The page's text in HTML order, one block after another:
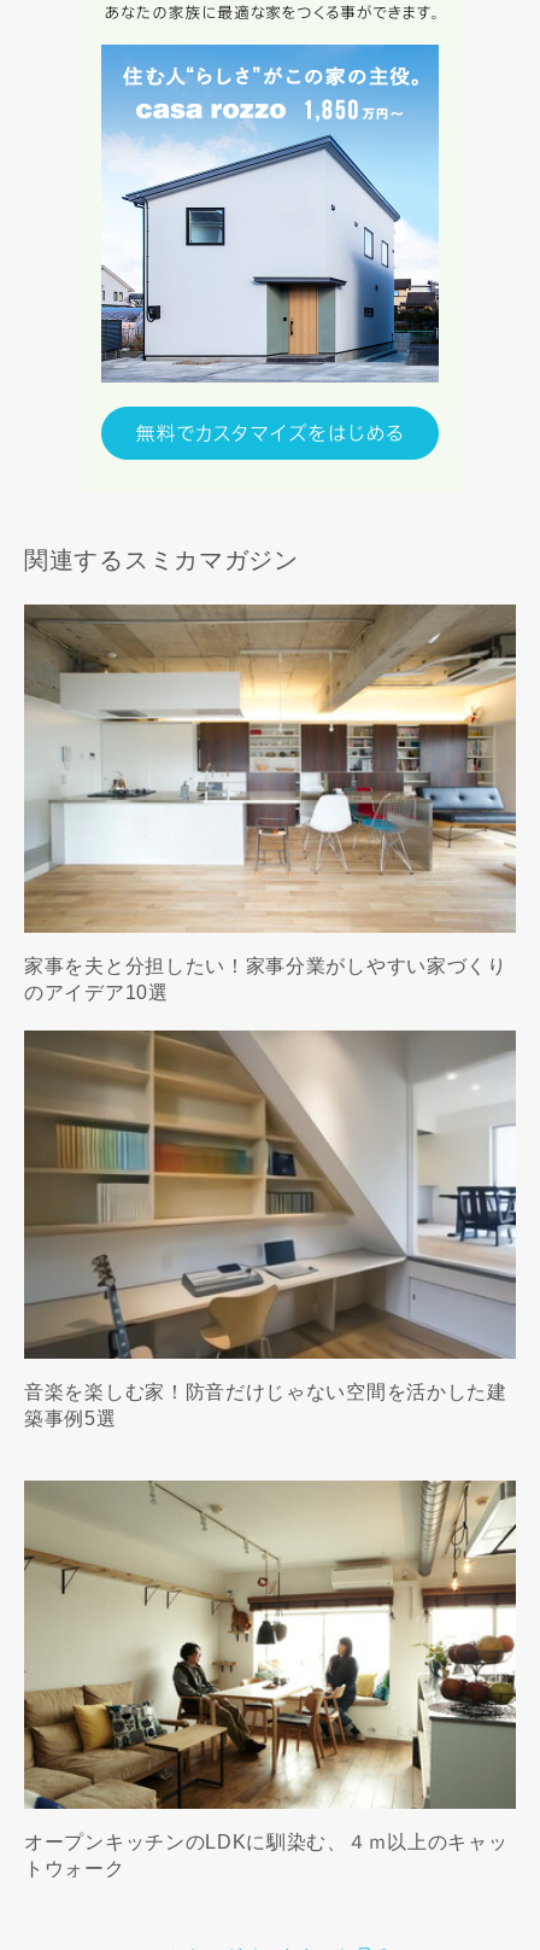
関連するスミカマガジン
家事を夫と分担したい！家事分業がしやすい家づくり
のアイデア10選
音楽を楽しむ家！防音だけじゃない空間を活かした建
築事例5選
オープンキッチンのLDKに馴染む、４ｍ以上のキャッ
トウォーク